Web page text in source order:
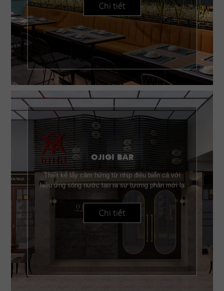
Chi tiết
OJIGI BAR
Thiết kế lấy cảm hứng từ nhịp điệu biển cả với
hiệu ứng sóng nước tạo ra sự tương phản mới lạ
Chi tiết